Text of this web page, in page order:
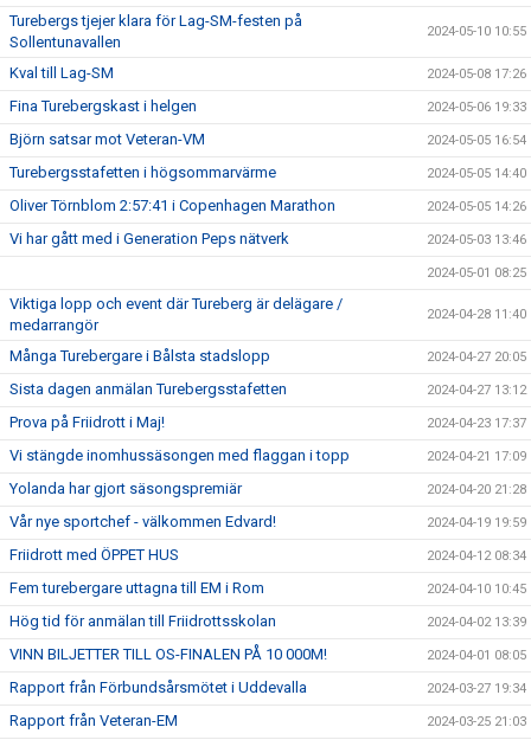
Turebergs tjejer klara för Lag-SM-festen på
Sollentunavallen
2024-05-10 10:55
Kval till Lag-SM 2024-05-08 17:26
Fina Turebergskast i helgen 2024-05-06 19:33
Björn satsar mot Veteran-VM 2024-05-05 16:54
Turebergsstafetten i högsommarvärme 2024-05-05 14:40
Oliver Törnblom 2:57:41 i Copenhagen Marathon 2024-05-05 14:26
Vi har gått med i Generation Peps nätverk 2024-05-03 13:46
2024-05-01 08:25
Viktiga lopp och event där Tureberg är delägare /
medarrangör
2024-04-28 11:40
Många Turebergare i Bålsta stadslopp 2024-04-27 20:05
Sista dagen anmälan Turebergsstafetten 2024-04-27 13:12
Prova på Friidrott i Maj! 2024-04-23 17:37
Vi stängde inomhussäsongen med flaggan i topp 2024-04-21 17:09
Yolanda har gjort säsongspremiär 2024-04-20 21:28
Vår nye sportchef - välkommen Edvard! 2024-04-19 19:59
Friidrott med ÖPPET HUS 2024-04-12 08:34
Fem turebergare uttagna till EM i Rom 2024-04-10 10:45
Hög tid för anmälan till Friidrottsskolan 2024-04-02 13:39
VINN BILJETTER TILL OS-FINALEN PÅ 10 000M! 2024-04-01 08:05
Rapport från Förbundsårsmötet i Uddevalla 2024-03-27 19:34
Rapport från Veteran-EM 2024-03-25 21:03